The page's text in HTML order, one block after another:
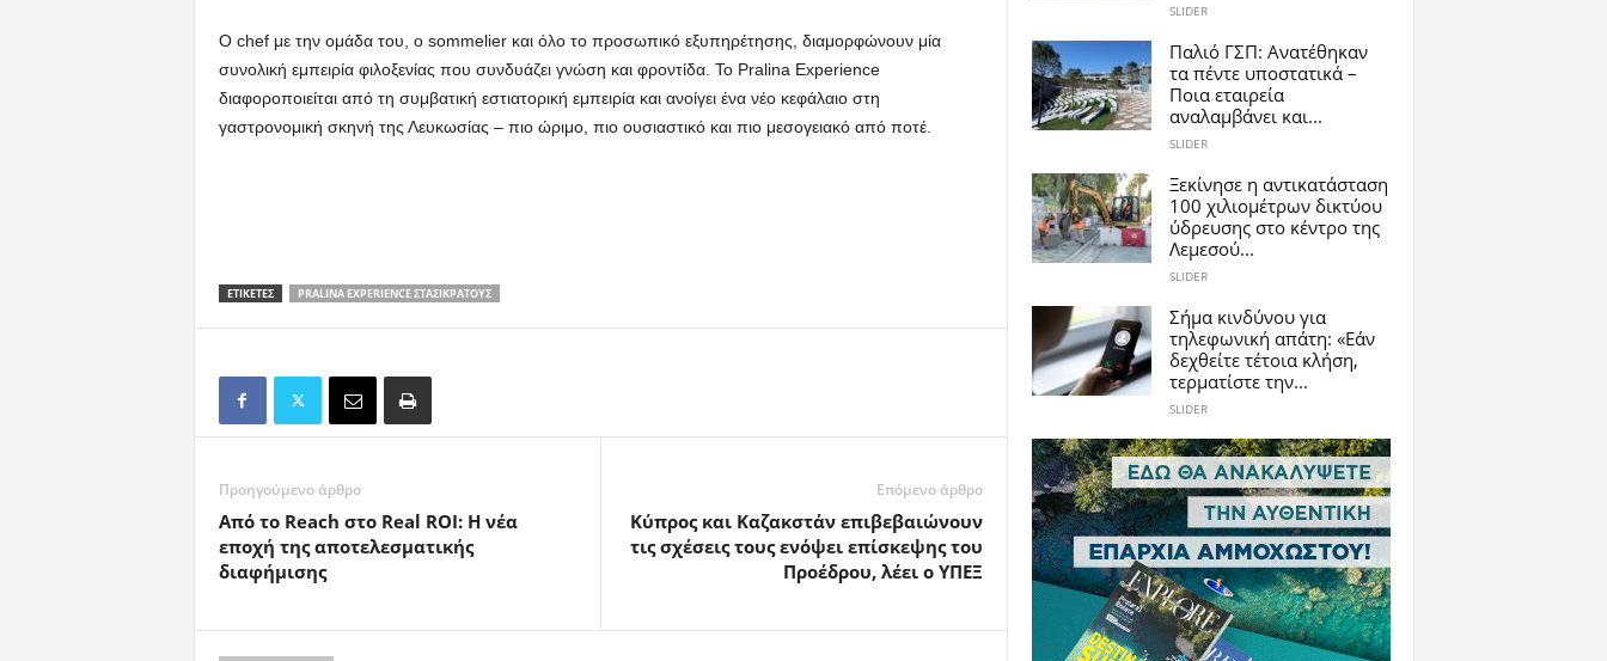
Ο chef με την ομάδα του, ο sommelier και όλο το προσωπικό εξυπηρέτησης, διαμορφώνουν μία
συνολική εμπειρία φιλοξενίας που συνδυάζει γνώση και φροντίδα. Το Pralina Experience
διαφοροποιείται από τη συμβατική εστιατορική εμπειρία και ανοίγει ένα νέο κεφάλαιο στη
γαστρονομική σκηνή της Λευκωσίας – πιο ώριμο, πιο ουσιαστικό και πιο μεσογειακό από ποτέ.
ΕΤΙΚΕΤΕΣ PRALINA EXPERIENCE ΣΤΑΣΙΚΡΆΤΟΥΣ
Προηγούμενο άρθρο
Από το Reach στο Real ROI: Η νέα
εποχή της αποτελεσματικής
διαφήμισης
Επόμενο άρθρο
Κύπρος και Καζακστάν επιβεβαιώνουν
τις σχέσεις τους ενόψει επίσκεψης του
Προέδρου, λέει ο ΥΠΕΞ
SLIDER
Παλιό ΓΣΠ: Ανατέθηκαν
τα πέντε υποστατικά –
Ποια εταιρεία
αναλαμβάνει και...
SLIDER
Ξεκίνησε η αντικατάσταση
100 χιλιομέτρων δικτύου
ύδρευσης στο κέντρο της
Λεμεσού...
SLIDER
Σήμα κινδύνου για
τηλεφωνική απάτη: «Εάν
δεχθείτε τέτοια κλήση,
τερματίστε την...
SLIDER